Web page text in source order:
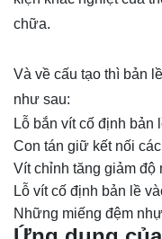
chữa.
Và về cấu tạo thì bản
như sau:
Lỗ bắn vít cố định bản
Con tán giữ kết nối
Vít chỉnh tăng giảm độ
Lỗ vít cố định bản lề
Những miếng đệm